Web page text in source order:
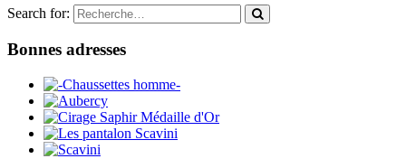
Search for:
Bonnes adresses